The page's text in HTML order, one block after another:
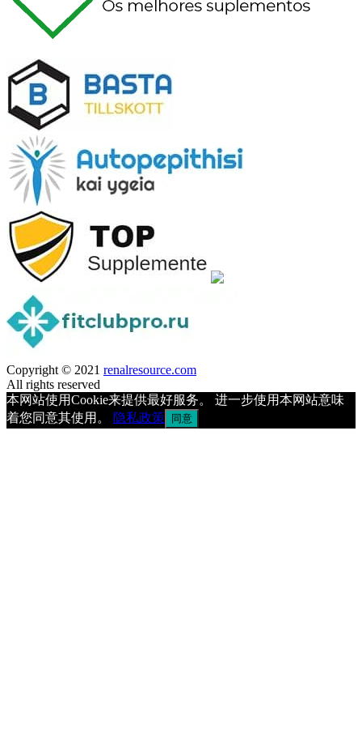
Copyright © 2021 renalresource.com
All rights reserved
本网站使用Cookie来提供最好服务。 进一步使用本网站意味
着您同意其使用。
隐私政策 同意